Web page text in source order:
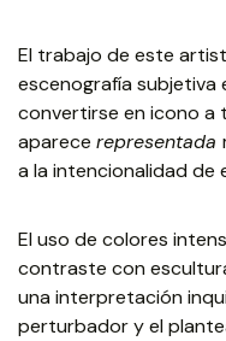
El trabajo de este
escenografía subjetiva
convertirse en icono a
aparece representada
a la intencionalidad de
El uso de colores
contraste con
una interpretación
perturbador y el